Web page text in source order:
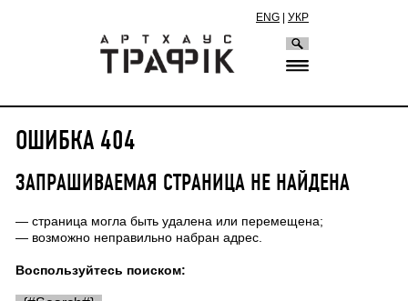
ENG УКР
ОШИБКА 404
ЗАПРАШИВАЕМАЯ СТРАНИЦА НЕ НАЙДЕНА
— страница могла быть удалена или перемещена;
— возможно неправильно набран адрес.
Воспользуйтесь поиском: